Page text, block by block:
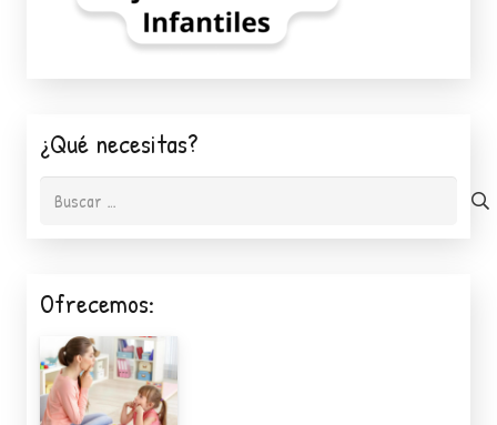
¿Qué necesitas?
Buscar:
Ofrecemos: